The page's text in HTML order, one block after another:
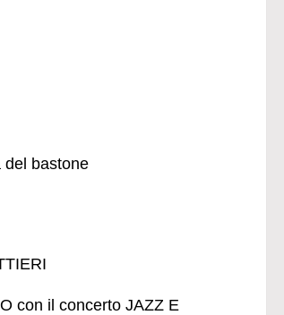
del bastone
con il concerto JAZZ E